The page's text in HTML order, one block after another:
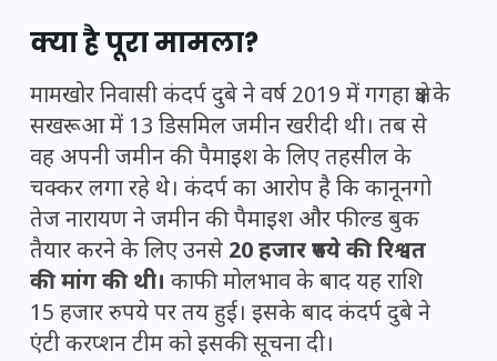
क्या है पूरा मामला?
मामखोर निवासी कंदर्प दुबे ने वर्ष 2019 में गगहा क्षेत्र के
सखरूआ में 13 डिसमिल जमीन खरीदी थी। तब से
वह अपनी जमीन की पैमाइश के लिए तहसील के
चक्कर लगा रहे थे। कंदर्प का आरोप है कि कानूनगो
तेज नारायण ने जमीन की पैमाइश और फील्ड बुक
तैयार करने के लिए उनसे 20 हजार रुपये की रिश्वत
की मांग की थी। काफी मोलभाव के बाद यह राशि
15 हजार रुपये पर तय हुई। इसके बाद कंदर्प दुबे ने
एंटी करप्शन टीम को इसकी सूचना दी।